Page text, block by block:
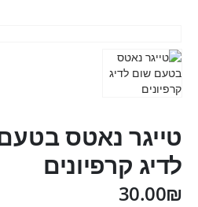
טייגר נאטס
לדיג קרפיונים
30.00₪